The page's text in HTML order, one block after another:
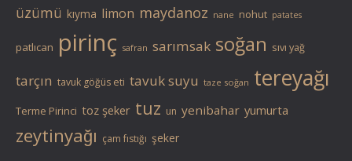
üzümü kıyma limon maydanoz nane nohut patates
patlıcan pirinç safran sarımsak soğan sıvı yağ
tarçın tavuk göğüs eti tavuk suyu taze soğan tereyağı
Terme Pirinci toz şeker tuz un yenibahar yumurta
zeytinyağı çam fıstığı şeker